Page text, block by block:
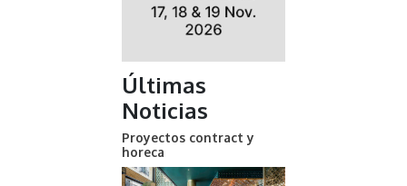
Últimas
Noticias
Proyectos contract y
horeca